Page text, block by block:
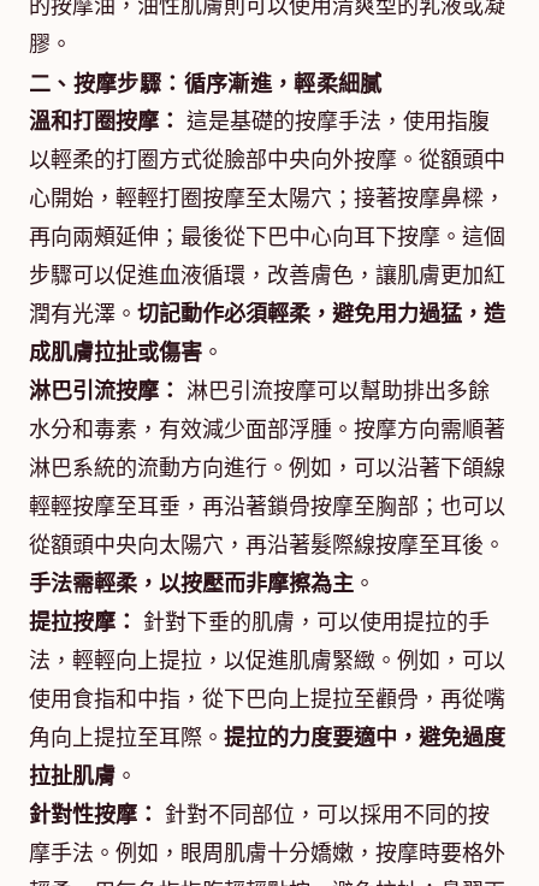
的按摩油，油性肌膚則可以使用清爽型的乳液或凝
膠。
二、按摩步驟：循序漸進，輕柔細膩
溫和打圈按摩： 這是基礎的按摩手法，使用指腹
以輕柔的打圈方式從臉部中央向外按摩。從額頭中
心開始，輕輕打圈按摩至太陽穴；接著按摩鼻樑，
再向兩頰延伸；最後從下巴中心向耳下按摩。這個
步驟可以促進血液循環，改善膚色，讓肌膚更加紅
潤有光澤。 切記動作必須輕柔，避免用力過猛，造
成肌膚拉扯或傷害 。
淋巴引流按摩： 淋巴引流按摩可以幫助排出多餘
水分和毒素，有效減少面部浮腫。按摩方向需順著
淋巴系統的流動方向進行。例如，可以沿著下頜線
輕輕按摩至耳垂，再沿著鎖骨按摩至胸部；也可以
從額頭中央向太陽穴，再沿著髮際線按摩至耳後。
手法需輕柔，以按壓而非摩擦為主 。
提拉按摩： 針對下垂的肌膚，可以使用提拉的手
法，輕輕向上提拉，以促進肌膚緊緻。例如，可以
使用食指和中指，從下巴向上提拉至顴骨，再從嘴
角向上提拉至耳際。 提拉的力度要適中，避免過度
拉扯肌膚 。
針對性按摩： 針對不同部位，可以採用不同的按
摩手法。例如，眼周肌膚十分嬌嫩，按摩時要格外